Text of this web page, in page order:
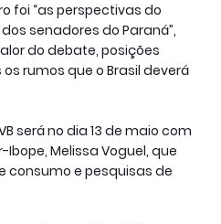
foi “as perspectivas do
senadores do Paraná”,
do debate, posições
rumos que o Brasil deverá
será no dia 13 de maio com
Melissa Voguel, que
consumo e pesquisas de